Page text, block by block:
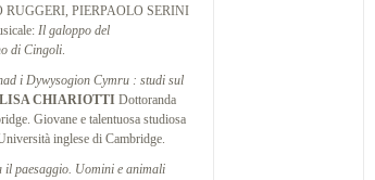
RUGGERI, PIERPAOLO SERINI
Il galoppo del
di Cingoli.
i Dywysogion Cymru : studi sul
CHIARIOTTI Dottoranda
Giovane e talentuosa studiosa
inglese di Cambridge.
il paesaggio. Uomini e animali